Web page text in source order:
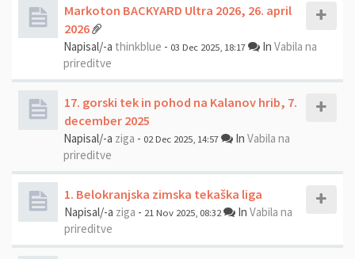
Markoton BACKYARD Ultra 2026, 26. april
2026
Napisal/-a thinkblue - 03 Dec 2025, 18:17 In Vabila na
prireditve
17. gorski tek in pohod na Kalanov hrib, 7.
december 2025
Napisal/-a ziga - 02 Dec 2025, 14:57 In Vabila na
prireditve
1. Belokranjska zimska tekaška liga
Napisal/-a ziga - 21 Nov 2025, 08:32 In Vabila na
prireditve